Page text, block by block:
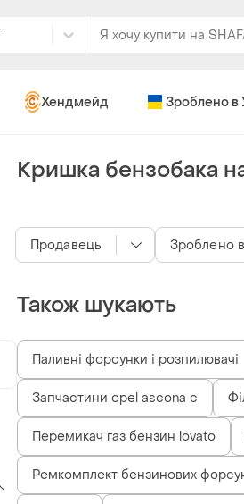
Хендмейд Зроблено в
Кришка бензобака
Також шукають
Паливні форсунки і розпилювачі
Запчастини opel ascona c
Перемикач газ бензин lovato
Ремкомплект бензинових
Продавець Зроблено в